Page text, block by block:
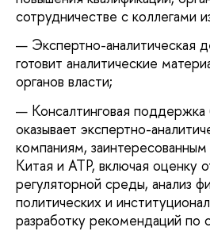
сотрудничестве с коллегами
Экспертно-аналитическая
готовит аналитические
органов власти;
Консалтинговая
оказывает экспертно-
компаниям,
Китая и АТР, включая оценку
регуляторной среды, анализ
политических и
разработку рекомендаций по